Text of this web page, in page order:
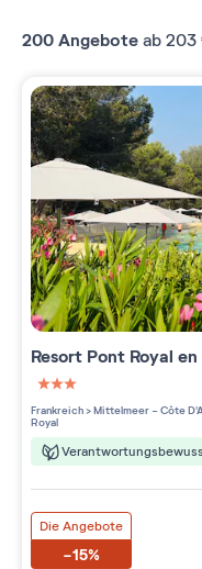
200 Angebote ab 203
Resort Pont Royal
3 étoiles sur 5
Frankreich>Mittelmeer - Côte
Royal
Die Angebote
-15%